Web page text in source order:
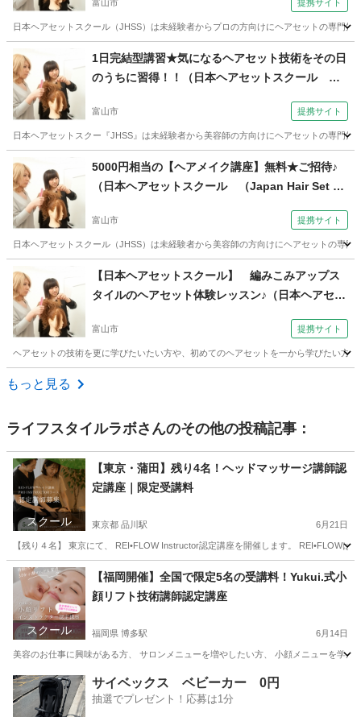
べる♪）
富山市 提携サイト
日本ヘアセットスクール（JHSS）は未経験者からプロの方向けにヘアセットの専門
その他
1日完結型講習★気になるヘアセット技術をその日
のうちに習得！！（日本ヘアセットスクール （J
しながら学べる♪）
富山市 提携サイト
日本ヘアセットスクー『JHSS』は未経験者から美容師の方向けにヘアセットの専門
その他
5000円相当の【ヘアメイク講座】無料★ご招待♪
（日本ヘアセットスクール （Japan Hair Set Sc
富山市 提携サイト
日本ヘアセットスクール（JHSS）は未経験者から美容師の方向けにヘアセットの専
ヘアメイク
【日本ヘアセットスクール】 編みこみアップス
タイルのヘアセット体験レッスン♪（日本ヘアセッ
富山校】お仕事しながら学べる♪）
富山市 提携サイト
ヘアセットの技術を更に学びたいたい方や、初めてのヘアセットを一から学びたい方
富山 富山市
もっと見る
ライフスタイルラボさんのその他の投稿記事：
スクール
【東京・蒲田】残り4名！ヘッドマッサージ講師認
定講座｜限定受講料
東京都 品川駅 6月21日
【残り４名】 東京にて、 REI•FLOW Instructor認定講座を開催します。 REI•FLOW
東京 江東区 品川駅 美容健康 講座
スクール
【福岡開催】全国で限定5名の受講料！Yukui.式小
顔リフト技術講師認定講座
福岡県 博多駅 6月14日
美容のお仕事に興味がある方、 サロンメニューを増やしたい方、 小顔メニューを学
福岡 福岡市 博多駅 リフトアップ 小顔
サイベックス ベビーカー 0円
抽選でプレゼント！応募は1分